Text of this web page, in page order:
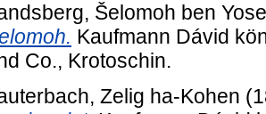
Šelomoh ben
Kaufmann Dávid
Co., Krotoschin.
Zelig ha-Kohen